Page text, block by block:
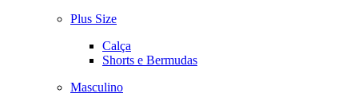
Plus Size
Calça
Shorts e Bermudas
Masculino